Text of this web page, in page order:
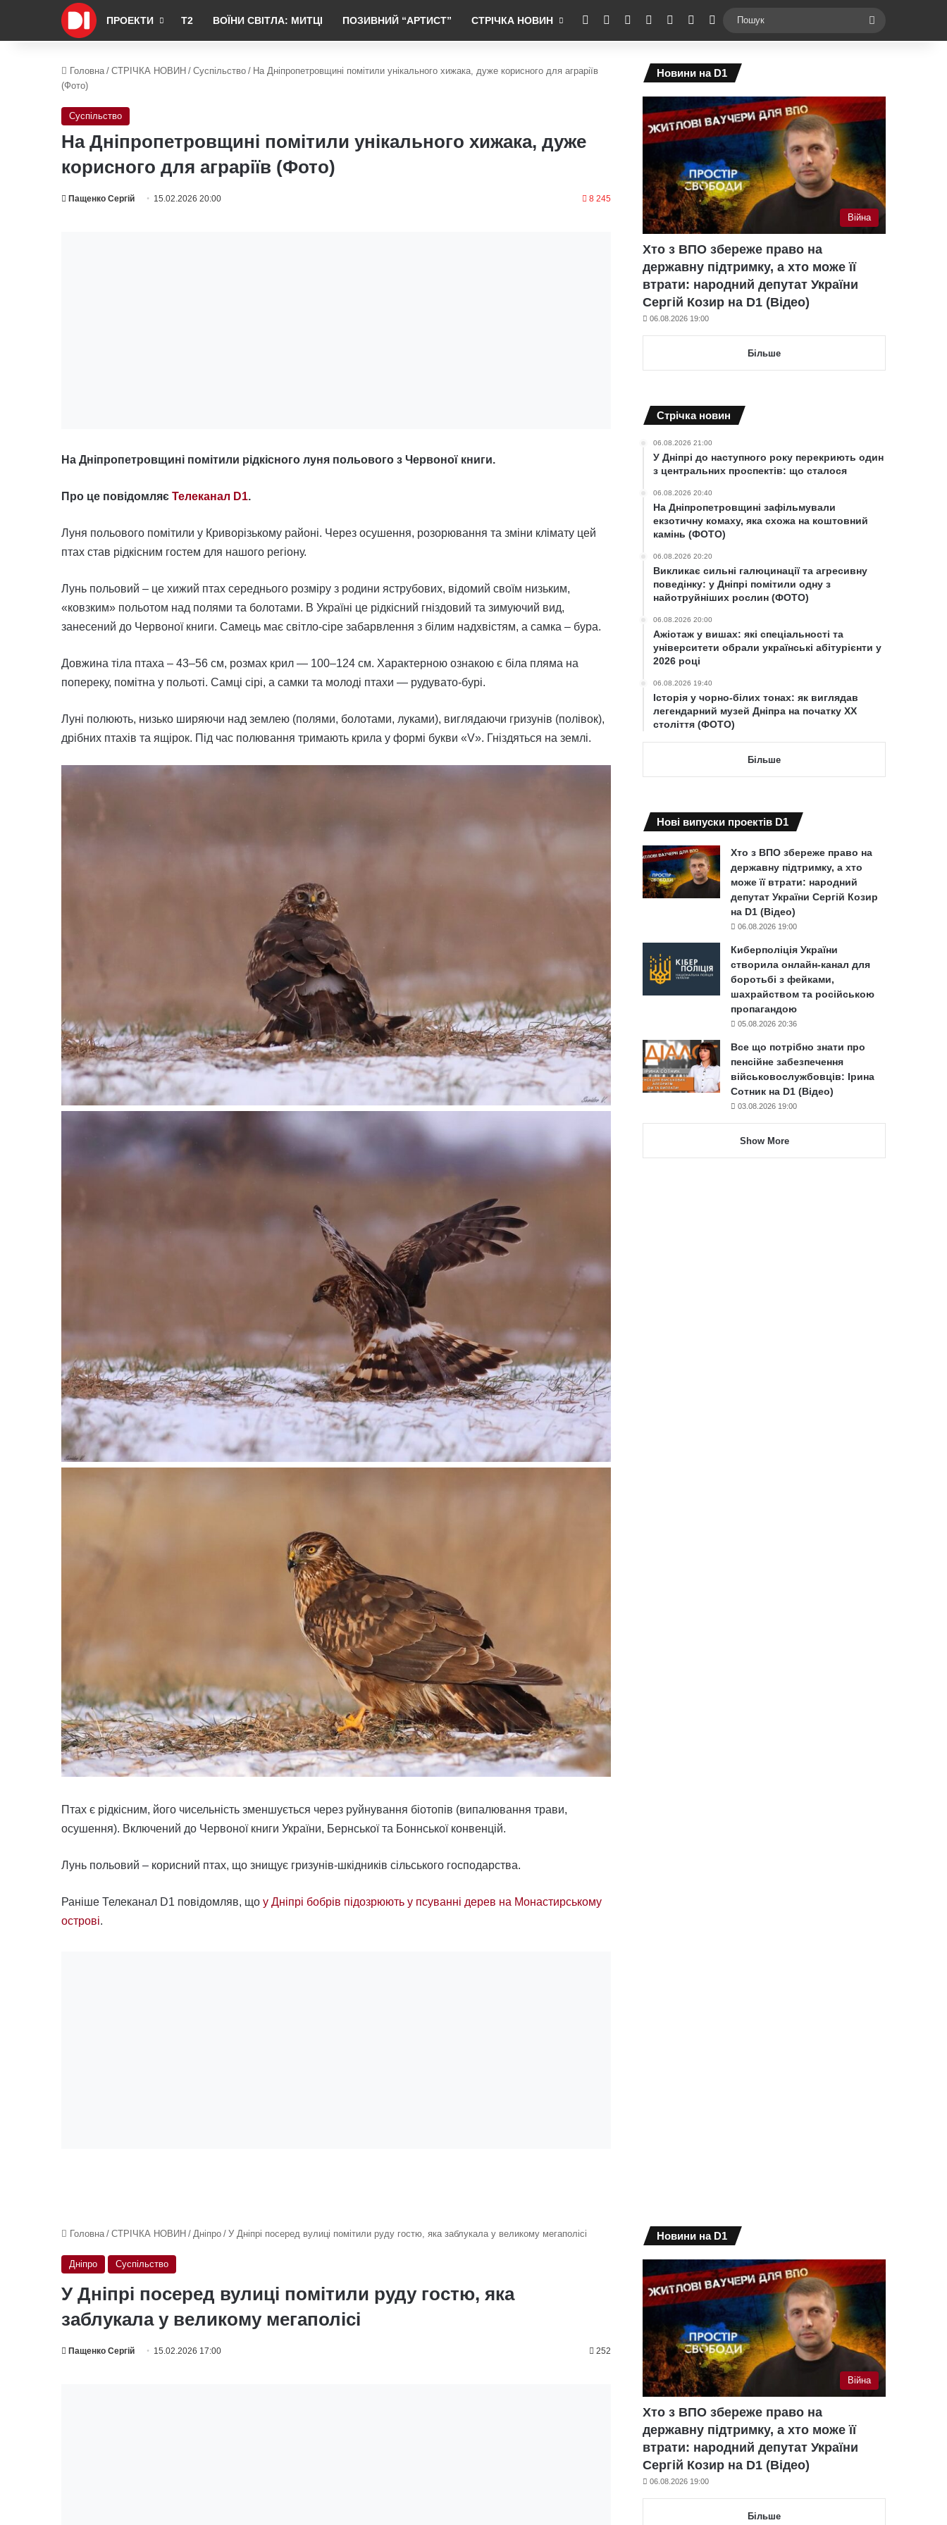
ПРОЕКТИ Т2 ВОЇНИ СВІТЛА: МИТЦІ ПОЗИВНИЙ “АРТИСТ” СТРІЧКА НОВИН RSS Facebook YouTubeInstagramTelegramSwitch skin
Головна / СТРІЧКА НОВИН / Суспільство / На Дніпропетровщині помітили унікального хижака, дуже корисного для аграріїв
(Фото)
Суспільство
На Дніпропетровщині помітили унікального хижака, дуже
корисного для аграріїв (Фото)
Пащенко Сергій 15.02.2026 20:00 8 245
На Дніпропетровщині помітили рідкісного луня польового з Червоної книги.
Про це повідомляє Телеканал D1.
Луня польового помітили у Криворізькому районі. Через осушення, розорювання та зміни клімату цей
птах став рідкісним гостем для нашого регіону.
Лунь польовий – це хижий птах середнього розміру з родини яструбових, відомий своїм низьким,
«ковзким» польотом над полями та болотами. В Україні це рідкісний гніздовий та зимуючий вид,
занесений до Червоної книги. Самець має світло-сіре забарвлення з білим надхвістям, а самка – бура.
Довжина тіла птаха – 43–56 см, розмах крил — 100–124 см. Характерною ознакою є біла пляма на
попереку, помітна у польоті. Самці сірі, а самки та молоді птахи — рудувато-бурі.
Луні полюють, низько ширяючи над землею (полями, болотами, луками), виглядаючи гризунів (полівок),
дрібних птахів та ящірок. Під час полювання тримають крила у формі букви «V». Гніздяться на землі.
Птах є рідкісним, його чисельність зменшується через руйнування біотопів (випалювання трави,
осушення). Включений до Червоної книги України, Бернської та Боннської конвенцій.
Лунь польовий – корисний птах, що знищує гризунів-шкідників сільського господарства.
Раніше Телеканал D1 повідомляв, що у Дніпрі бобрів підозрюють у псуванні дерев на Монастирському
острові.
Новини на D1
Війна
Хто з ВПО збереже право на
державну підтримку, а хто може її
втрати: народний депутат України
Сергій Козир на D1 (Відео)
06.08.2026 19:00
Більше
Cтрічка новин
06.08.2026 21:00
У Дніпрі до наступного року перекриють один
з центральних проспектів: що сталося
06.08.2026 20:40
На Дніпропетровщині зафільмували
екзотичну комаху, яка схожа на коштовний
камінь (ФОТО)
06.08.2026 20:20
Викликає сильні галюцинації та агресивну
поведінку: у Дніпрі помітили одну з
найотруйніших рослин (ФОТО)
06.08.2026 20:00
Ажіотаж у вишах: які спеціальності та
університети обрали українські абітурієнти у
2026 році
06.08.2026 19:40
Історія у чорно-білих тонах: як виглядав
легендарний музей Дніпра на початку ХХ
століття (ФОТО)
Більше
Нові випуски проектів D1
Хто з ВПО збереже право на
державну підтримку, а хто
може її втрати: народний
депутат України Сергій Козир
на D1 (Відео)
06.08.2026 19:00
Киберполіція України
створила онлайн-канал для
боротьбі з фейками,
шахрайством та російською
пропагандою
05.08.2026 20:36
Все що потрібно знати про
пенсійне забезпечення
військовослужбовців: Ірина
Сотник на D1 (Відео)
03.08.2026 19:00
Show More